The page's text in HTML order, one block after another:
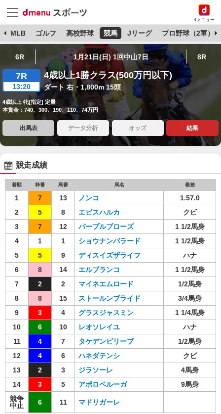
dメニュー
MLB ゴルフ 高校野球 競馬 Jリーグ プロ野球（2軍）
6R 1月21日(日) 1回中山7日 8R
7R
13:20
4歳以上1勝クラス(500万円以下)
ダート 右・1,800m 15頭
4歳以上 牝[指定] 定量
本賞金：740、300、190、110、74万円
出馬表 データ分析 オッズ 結果
競走成績
着順 枠番 馬番 馬名 着差
1 7 13 ノンコ
1.57.0
2
5 8 エビスハルカ
クビ
3
7 12 パープルプローズ
1 1/2馬身
4
1 1 ショウナンバラード
1 1/2馬身
5
5 9 ディスイズザライフ
ハナ
6
8 14 エルブランコ
1 1/2馬身
7
2 2 マイネエムロード
1/2馬身
8
8 15 ストールンブライド
3/4馬身
9
3 4 グラスジャスミン
1 1/4馬身
10
6 10 レオソレイユ
ハナ
11
4 7 タケデンビリーブ
1/2馬身
12
4 6 ハネダテンシ
クビ
13
2 3 ジラソーレ
4馬身
14
3 5 アポロベルーガ
9馬身
競争
中止
6 11 マドリガーレ